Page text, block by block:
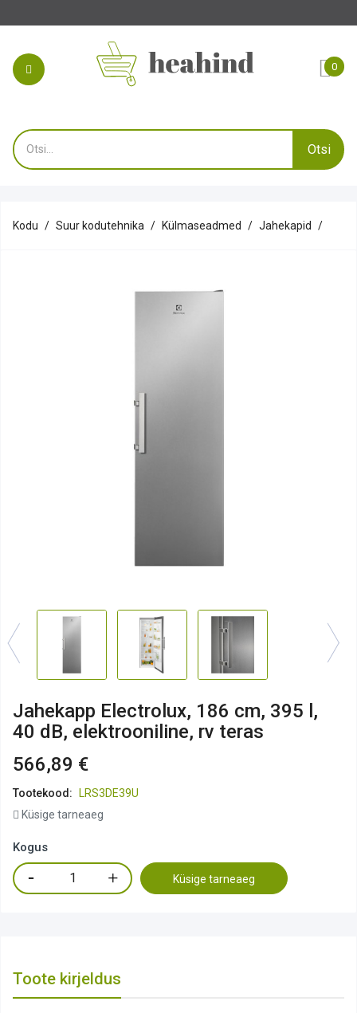
0
Otsi
Kodu Suur kodutehnika Külmaseadmed Jahekapid
Jahekapp Electrolux, 186 cm, 395 l,
40 dB, elektrooniline, rv teras
566,89 €
Tootekood:
LRS3DE39U
Küsige tarneaeg
Kogus
Küsige tarneaeg
Toote kirjeldus